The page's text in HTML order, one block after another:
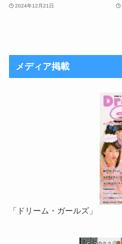
2024年12月21日
メディア掲載
「ドリーム・ガールズ」